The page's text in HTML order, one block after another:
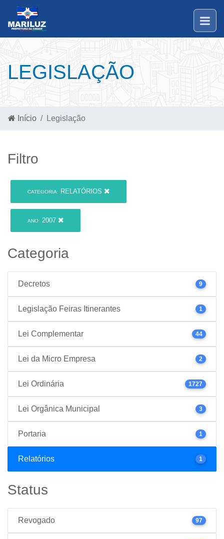
LEGISLAÇÃO
Início Legislação
Filtro
CATEGORIA: RELATÓRIOS
ANO: 2007
Categoria
Decretos 9
Legislação Feiras Itinerantes 1
Lei Complementar 44
Lei da Micro Empresa 2
Lei Ordinária 1727
Lei Orgânica Municipal 3
Portaria 1
Relatórios 1
Status
Revogado 97